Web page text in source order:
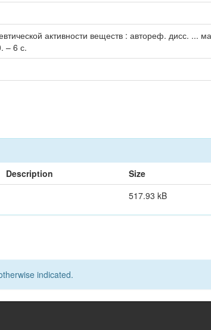
активности веществ : автореф. дисс. ...
– 6 с.
Description Size
517.93 kB
indicated.